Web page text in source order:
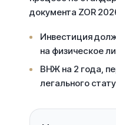
документа ZOR
Инвестиция
на физическое
ВНЖ на 2 года,
легального